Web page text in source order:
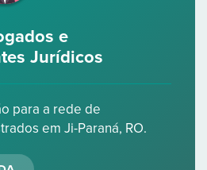
e
Jurídicos
para a rede de
em Ji-Paraná, RO.